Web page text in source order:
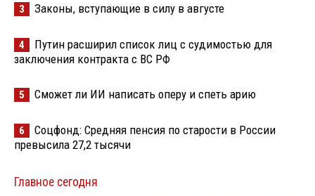
3 Законы, вступающие в силу в августе
4
Путин расширил список лиц с судимостью для
заключения контракта с ВС РФ
5 Сможет ли ИИ написать оперу и спеть арию
6
Соцфонд: Средняя пенсия по старости в России
превысила 27,2 тысячи
Главное сегодня